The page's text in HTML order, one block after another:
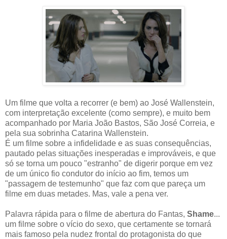
Um filme que volta a recorrer (e bem) ao José Wallenstein,
com interpretação excelente (como sempre), e muito bem
acompanhado por Maria João Bastos, São José Correia, e
pela sua sobrinha Catarina Wallenstein.
É um filme sobre a infidelidade e as suas consequências,
pautado pelas situações inesperadas e improváveis, e que
só se torna um pouco "estranho" de digerir porque em vez
de um único fio condutor do início ao fim, temos um
"passagem de testemunho" que faz com que pareça um
filme em duas metades. Mas, vale a pena ver.
Palavra rápida para o filme de abertura do Fantas, Shame...
um filme sobre o vício do sexo, que certamente se tornará
mais famoso pela nudez frontal do protagonista do que